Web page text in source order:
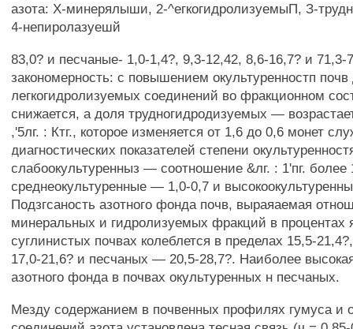
азота: Х-минерялыши, 2-^егкогидролизуемыП, З-
4-непиролазуешй
83,0? и песчаные- 1,0-1,4?, 9,3-12,42, 8,6-16,7? и
закономерность: с повышением окультуренностп
легкогидролизуемых соединений во фракционном
снижается, а доля трудногидродизуемых —
,'5лг. : Ктг., которое изменяется от 1,6 до 0,6 монет
диагностических показателей степени
слабоокультуренныз — соотношение &лг. : 1'пг. более
среднеокультуренные — 1,0-0,7 и
Подзгсаность азотного фонда почв, выраяаемая
минеральных и гидролизуемых фракций в процентах
суглинистых почвах колеблется в пределах 15,5-
17,0-21,6? и песчаных — 20,5-28,7?. Наиболее
азотного фонда в почвах окультуренных н песчаных.
Мезду содержанием в почвенных профилях гумуса и